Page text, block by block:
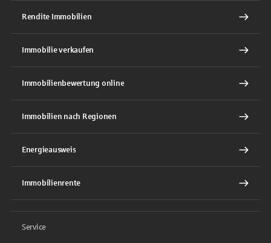
Rendite Immobilien
Immobilie verkaufen
Immobilienbewertung online
Immobilien nach Regionen
Energieausweis
Immobilienrente
Service